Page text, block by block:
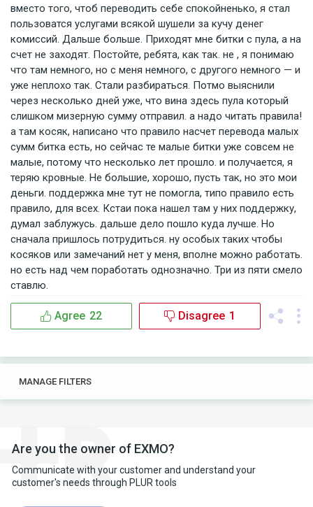
вместо того, чтоб переводить себе спокойненько, я стал
пользоватся услугами всякой шушели за кучу денег
комиссий. Дальше больше. Приходят мне битки с пула, а на
счет не заходят. Постойте, ребята, как так. не , я понимаю
что там немного, но с меня немного, с другого немного — и
уже неплохо так. Стали разбираться. Потмо выяснили
через несколько дней уже, что вина здесь пула который
слишком мизерную сумму отправил. а надо читать правила!
а там косяк, написано что правило насчет перевода малых
сумм битка есть, но сейчас те малые битки уже совсем не
малые, потому что несколько лет прошло. и получается, я
теряю кровные. Не большие, хорошо, пусть так, но это мои
деньги. поддержка мне тут не помогла, типо правило есть
правило, для всех. Кстаи пока нашел там у них поддержку,
думал заблужусь. дальше дело пошло куда лучше. Но
сначала пришлось потрудиться. ну особых таких чтобы
косяков или замечаний нет у меня, вполне можно работать.
но есть над чем поработать однозначно. Три из пяти смело
ставлю.
Agree 22 Disagree 1
TAGS 0
MANAGE FILTERS
Are you the owner of EXMO?
Communicate with your customer and understand your
customer's needs through PLUR tools